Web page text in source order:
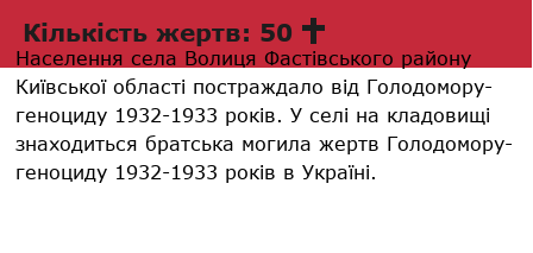
Кількість жертв: 50
Населення села Волиця Фастівського району
Київської області постраждало від Голодомору-
геноциду 1932-1933 років. У селі на кладовищі
знаходиться братська могила жертв Голодомору-
геноциду 1932-1933 років в Україні.